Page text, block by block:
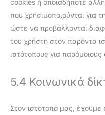
που χρησιμοποιούνται για
ώστε να προβάλλονται
του χρήστη στον παρόντα
ιστότοπους για
5.4 Κοινωνικά
Στον ιστότοπό μας, έχουμε